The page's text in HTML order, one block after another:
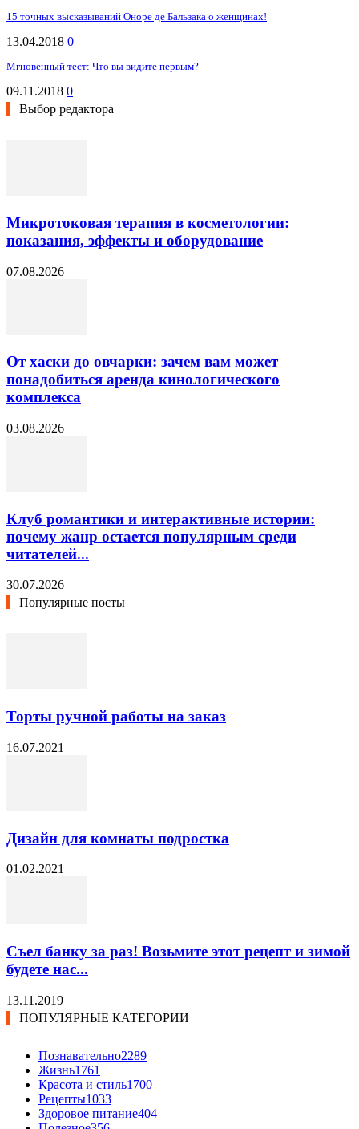
15 точных высказываний Оноре де Бальзака о женщинах!
13.04.2018 0
Мгновенный тест: Что вы видите первым?
09.11.2018 0
Выбор редактора
Микротоковая терапия в косметологии:
показания, эффекты и оборудование
07.08.2026
От хаски до овчарки: зачем вам может
понадобиться аренда кинологического
комплекса
03.08.2026
Клуб романтики и интерактивные истории:
почему жанр остается популярным среди
читателей...
30.07.2026
Популярные посты
Торты ручной работы на заказ
16.07.2021
Дизайн для комнаты подростка
01.02.2021
Съел банку за раз! Возьмите этот рецепт и зимой
будете нас...
13.11.2019
ПОПУЛЯРНЫЕ КАТЕГОРИИ
Познавательно2289
Жизнь1761
Красота и стиль1700
Рецепты1033
Здоровое питание404